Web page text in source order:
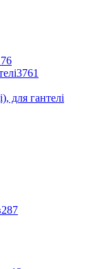
3761
для гантелі
287